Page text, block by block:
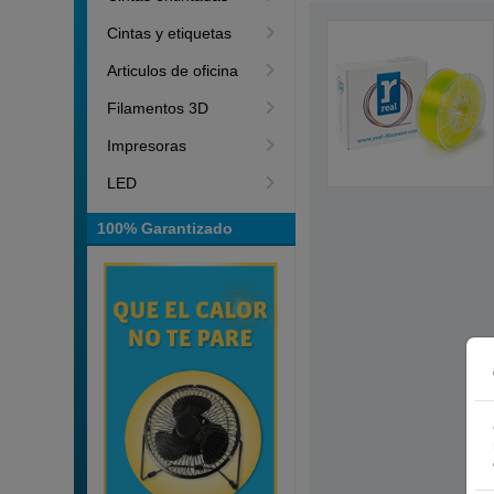
Cintas y etiquetas
Articulos de oficina
Filamentos 3D
Impresoras
LED
100% Garantizado